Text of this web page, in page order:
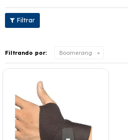
Filtrando por: Boomerang